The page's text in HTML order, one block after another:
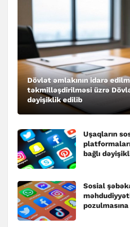
Dövlət əmlakının idarə
təkmilləşdirilməsi üzrə
dəyişiklik edilib
Uşaqların
bağlı
Sosial